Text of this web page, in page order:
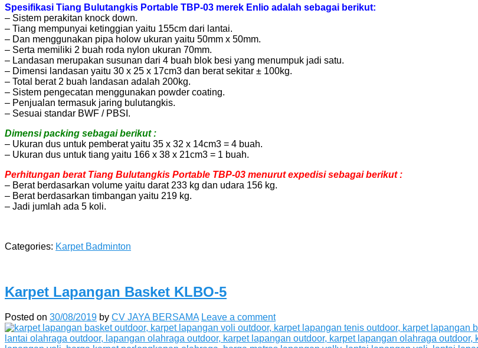
Spesifikasi Tiang Bulutangkis Portable TBP-03 merek Enlio adalah sebagai berikut:
– Sistem perakitan knock down.
– Tiang mempunyai ketinggian yaitu 155cm dari lantai.
– Dan menggunakan pipa holow ukuran yaitu 50mm x 50mm.
– Serta memiliki 2 buah roda nylon ukuran 70mm.
– Landasan merupakan susunan dari 4 buah blok besi yang menumpuk jadi satu.
– Dimensi landasan yaitu 30 x 25 x 17cm3 dan berat sekitar ± 100kg.
– Total berat 2 buah landasan adalah 200kg.
– Sistem pengecatan menggunakan powder coating.
– Penjualan termasuk jaring bulutangkis.
– Sesuai standar BWF / PBSI.
Dimensi packing sebagai berikut :
– Ukuran dus untuk pemberat yaitu 35 x 32 x 14cm3 = 4 buah.
– Ukuran dus untuk tiang yaitu 166 x 38 x 21cm3 = 1 buah.
Perhitungan berat Tiang Bulutangkis Portable TBP-03 menurut expedisi sebagai berikut :
– Berat berdasarkan volume yaitu darat 233 kg dan udara 156 kg.
– Berat berdasarkan timbangan yaitu 219 kg.
– Jadi jumlah ada 5 koli.
Categories: Karpet Badminton
Karpet Lapangan Basket KLBO-5
Posted on 30/08/2019 by CV JAYA BERSAMA Leave a comment